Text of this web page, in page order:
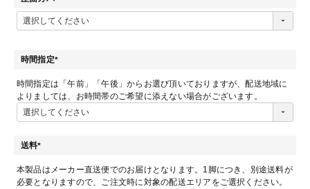
(
必
時間指定
必
須
)
時間指定は「午前」「午後」からお選び頂いておりますが、配送地域に
よりましては、お時間帯のご希望に添えない場合がございます。
送料
必
須
本製品はメーカー直送便でのお届けとなります。1脚につき、別途送料が
必要となりますので、ご注文時に対象の配送エリアをご選択ください。